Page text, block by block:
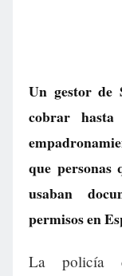
Un gestor de
cobrar
que personas
usaban
permisos en
La policía